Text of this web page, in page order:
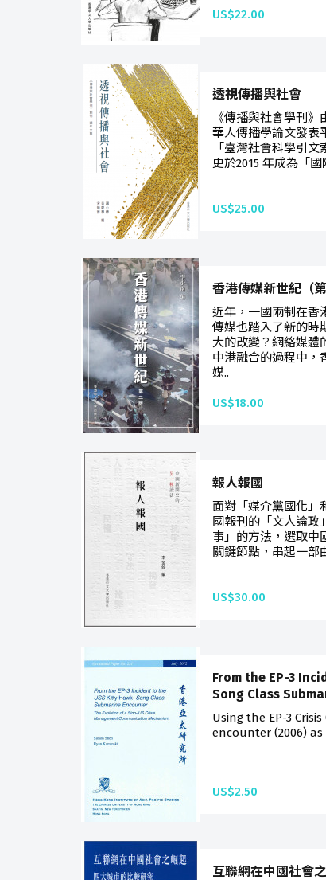
US$22.00
透視傳播與社會
《傳播與社會學刊
華人傳播學論文發表
「臺灣社會科學引文
更於2015 年成為「
US$25.00
香港傳媒新世紀（第
近年，一國兩制在香
傳媒也踏入了新的時
大的改變？網絡媒體
中港融合的過程中，
媒..
US$18.00
報人報國
面對「媒介黨國化」
國報刊的「文人論
事」的方法，選取中
關鍵節點，串起一部
US$30.00
From the EP-3
Song Class
Using the EP-3
encounter (2006) as
US$2.50
互聯網在中國社會